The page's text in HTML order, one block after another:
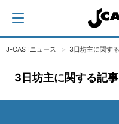
J-CASTニュース 3日坊主に関す
3日坊主に関する記